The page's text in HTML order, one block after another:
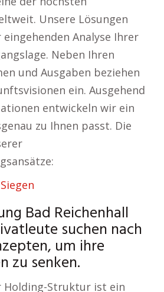
Unsere Lösungen
Analyse Ihrer
Neben Ihren
und Ausgaben beziehen
ein. Ausgehend
entwickeln wir ein
zu Ihnen passt. Die
Bad Reichenhall
suchen nach
um ihre
zu senken.
Holding-Struktur ist ein